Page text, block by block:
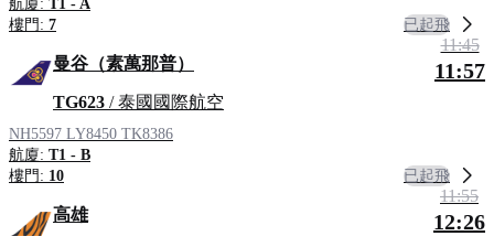
航廈: T1 - A
樓門: 7 已起飛
曼谷（素萬那普）
TG623 / 泰國國際航空
NH5597 LY8450 TK8386
航廈: T1 - B
樓門: 10
11:45
11:57
已起飛
高雄
11:55
12:26